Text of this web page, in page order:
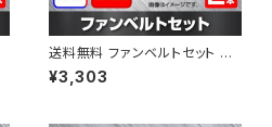
送料無料 ファンベルトセット ト
ヨタ プロボックス 型式NCP51V
H24.01～ （国内トップメーカ
¥3,303